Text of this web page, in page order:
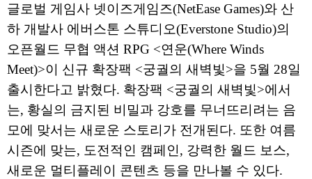
글로벌 게임사 넷이즈게임즈(NetEase Games)와 산
하 개발사 에버스톤 스튜디오(Everstone Studio)의
오픈월드 무협 액션 RPG <연운(Where Winds
Meet)>이 신규 확장팩 <궁궐의 새벽빛>을 5월 28일
출시한다고 밝혔다. 확장팩 <궁궐의 새벽빛>에서
는, 황실의 금지된 비밀과 강호를 무너뜨리려는 음
모에 맞서는 새로운 스토리가 전개된다. 또한 여름
시즌에 맞는, 도전적인 캠페인, 강력한 월드 보스,
새로운 멀티플레이 콘텐츠 등을 만나볼 수 있다.